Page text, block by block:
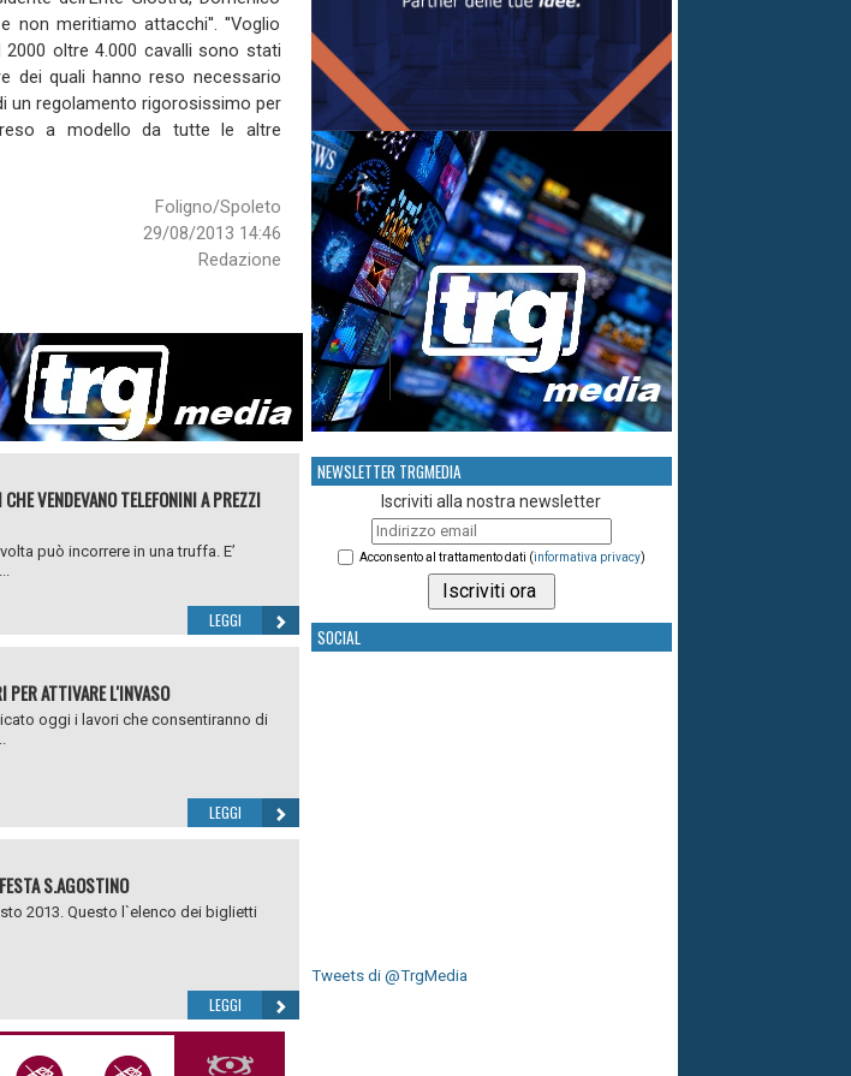
non meritiamo attacchi''. ''Voglio
oltre 4.000 cavalli sono stati
dei quali hanno reso necessario
un regolamento rigorosissimo per
a modello da tutte le altre
Foligno/Spoleto
29/08/2013 14:46
Redazione
VENDEVANO TELEFONINI A PREZZI
può incorrere in una truffa. E’
LEGGI
ATTIVARE L'INVASO
oggi i lavori che consentiranno di
LEGGI
S.AGOSTINO
2013. Questo l`elenco dei biglietti
LEGGI
NEWSLETTER TRGMEDIA
Iscriviti alla nostra newsletter
Acconsento al trattamento dati (informativa privacy)
SOCIAL
Tweets di @TrgMedia